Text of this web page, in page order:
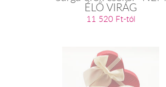
ÉLŐ VIRÁG
11 520 Ft-tól